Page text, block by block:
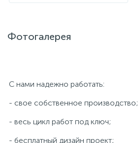
Фотогалерея
С нами надежно работать:
- свое собственное производство;
- весь цикл работ под ключ;
- бесплатный дизайн проект;